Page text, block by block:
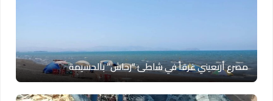
مصرع أربعيني غرقاً في شاطئ “رحاش” بالحسيمة